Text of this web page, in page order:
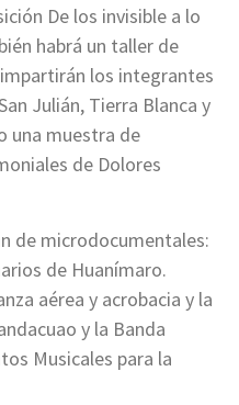
De los invisible a lo
habrá un taller de
los integrantes
Julián, Tierra Blanca y
una muestra de
de Dolores
de microdocumentales:
de Huanímaro.
aérea y acrobacia y la
y la Banda
Musicales para la